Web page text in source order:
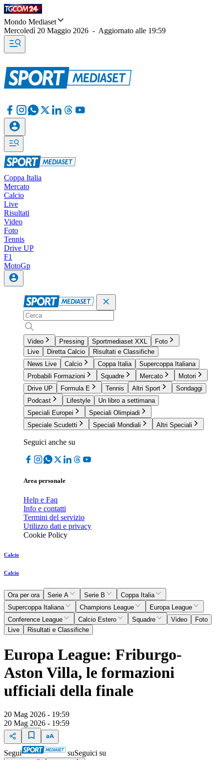
Mondo Mediaset
Mercoledì 20 Maggio 2026 - Aggiornato alle 19:59
Coppa Italia
Mercato
Calcio
Live
Risultati
Video
Foto
Tennis
Drive UP
F1
MotoGp
Video Pressing Sportmediaset XXL
Foto
Live
Diretta Calcio
Risultati e Classifiche
News Live
Calcio Coppa Italia
Supercoppa Italiana
Probabili Formazioni
Squadre Mercato
Motori
Drive UP
Formula E Tennis Altri Sport
Sondaggi
Podcast
Lifestyle
Un libro a settimana
Speciali Europei
Speciali Olimpiadi
Speciale Scudetti
Speciali Mondiali Altri Speciali
Seguici anche su
Area personale
Help e Faq
Info e contatti
Termini del servizio
Utilizzo dati e privacy
Cookie Policy
Calcio
Calcio
Ora per ora Serie A Serie B
Coppa Italia
Supercoppa Italiana
Champions League
Europa League
Conference League
Calcio Estero Squadre Video
Foto
Live
Risultati e Classifiche
Europa League: Friburgo-
Aston Villa, le formazioni
ufficiali della finale
20 Mag 2026 - 19:59
20 Mag 2026 - 19:59
Segui suSeguici su